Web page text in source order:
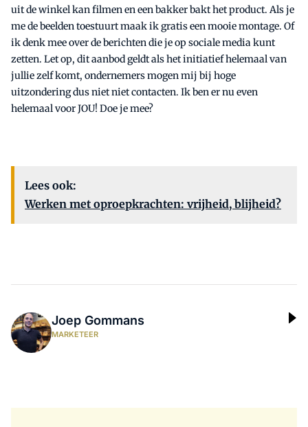
uit de winkel kan filmen en een bakker bakt het product. Als je
me de beelden toestuurt maak ik gratis een mooie montage. Of
ik denk mee over de berichten die je op sociale media kunt
zetten. Let op, dit aanbod geldt als het initiatief helemaal van
jullie zelf komt, ondernemers mogen mij bij hoge
uitzondering dus niet niet contacten. Ik ben er nu even
helemaal voor JOU! Doe je mee?
Lees ook:
Werken met oproepkrachten: vrijheid, blijheid?
Joep Gommans
MARKETEER